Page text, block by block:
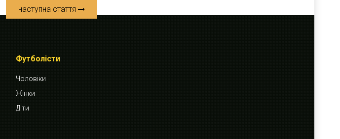
наступна стаття
Футболісти
Чоловіки
Жінки
Діти